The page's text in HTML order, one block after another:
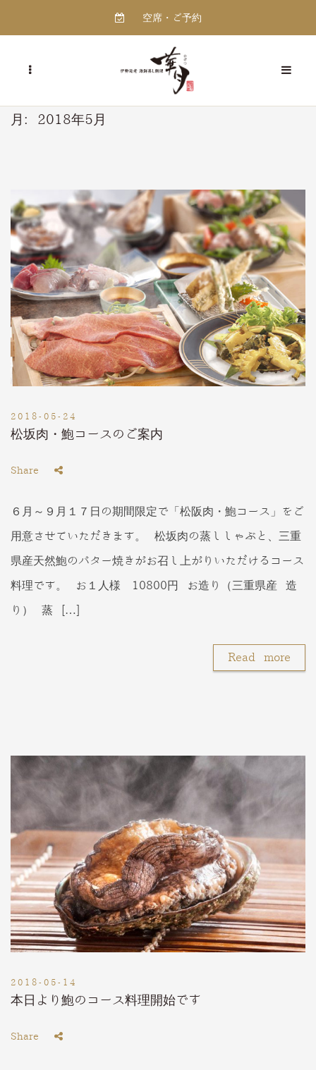
空席・ご予約
月: 2018年5月
2018-05-24
松坂肉・鮑コースのご案内
Share
６月～９月１７日の期間限定で「松阪肉・鮑コース」をご
用意させていただきます。 松坂肉の蒸ししゃぶと、三重
県産天然鮑のバター焼きがお召し上がりいただけるコース
料理です。 お１人様 10800円 お造り（三重県産 造
り） 蒸 […]
Read more
2018-05-14
本日より鮑のコース料理開始です
Share